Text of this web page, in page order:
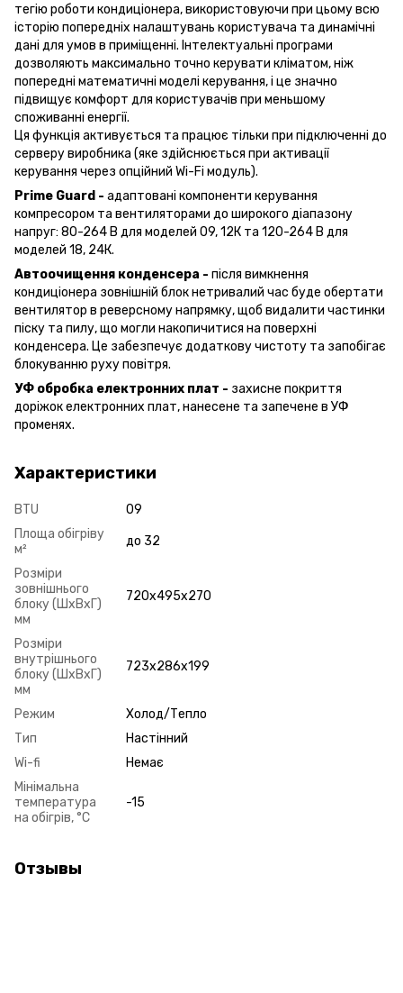
тегію роботи кондиціонера, використовуючи при цьому всю
історію попередніх налаштувань користувача та динамічні
дані для умов в приміщенні. Інтелектуальні програми
дозволяють максимально точно керувати кліматом, ніж
попередні математичні моделі керування, і це значно
підвищує комфорт для користувачів при меньшому
споживанні енергії.
Ця функція активується та працює тільки при підключенні до
серверу виробника (яке здійснюється при активації
керування через опційний Wi-Fi модуль).
Prime Guard - адаптовані компоненти керування
компресором та вентиляторами до широкого діапазону
напруг: 80-264 В для моделей 09, 12К та 120-264 В для
моделей 18, 24К.
Автоочищення конденсера - після вимкнення
кондиціонера зовнішній блок нетривалий час буде обертати
вентилятор в реверсному напрямку, щоб видалити частинки
піску та пилу, що могли накопичитися на поверхні
конденсера. Це забезпечує додаткову чистоту та запобігає
блокуванню руху повітря.
УФ обробка електронних плат - захисне покриття
доріжок електронних плат, нанесене та запечене в УФ
променях.
Характеристики
BTU
09
Площа обігріву
м²
до 32
Розміри
зовнішнього
блоку (ШxВxГ)
мм
720x495x270
Розміри
внутрішнього
блоку (ШxВxГ)
мм
723x286x199
Режим
Холод/Тепло
Тип
Настінний
Wi-fi
Немає
Мінімальна
температура
на обігрів, °C
-15
Отзывы